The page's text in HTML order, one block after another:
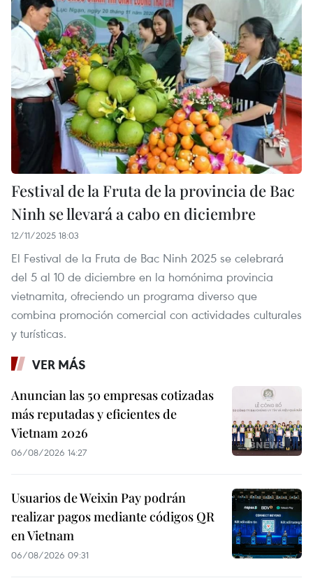
Festival de la Fruta de la provincia de Bac
Ninh se llevará a cabo en diciembre
12/11/2025 18:03
El Festival de la Fruta de Bac Ninh 2025 se celebrará
del 5 al 10 de diciembre en la homónima provincia
vietnamita, ofreciendo un programa diverso que
combina promoción comercial con actividades culturales
y turísticas.
VER MÁS
Anuncian las 50 empresas cotizadas
más reputadas y eficientes de
Vietnam 2026
06/08/2026 14:27
Usuarios de Weixin Pay podrán
realizar pagos mediante códigos QR
en Vietnam
06/08/2026 09:31